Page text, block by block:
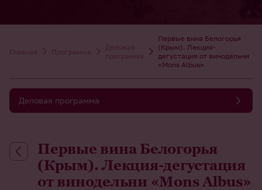
Главная Программа
Деловая
программа
Первые вина Белогорья
(Крым). Лекция-
дегустация от винодельни
«Mons Albus»
Деловая программа
Первые вина Белогорья
(Крым). Лекция-дегустация
от винодельни «Mons Albus»